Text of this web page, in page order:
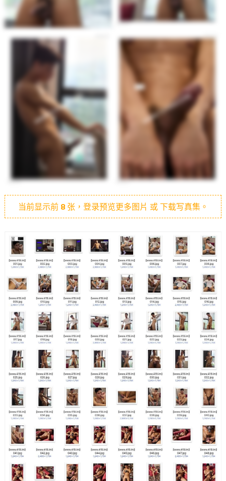
当前显示前 8张，登录预览更多图片 或 下载写真集。